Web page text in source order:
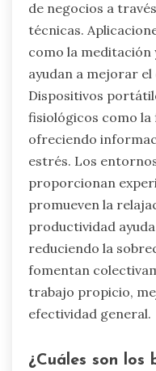
de negocios a
técnicas.
como la
ayudan a mejorar
Dispositivos
fisiológicos como
ofreciendo
estrés. Los
proporcionan
promueven la
productividad
reduciendo la
fomentan
trabajo propicio,
efectividad general.
¿Cuáles son los